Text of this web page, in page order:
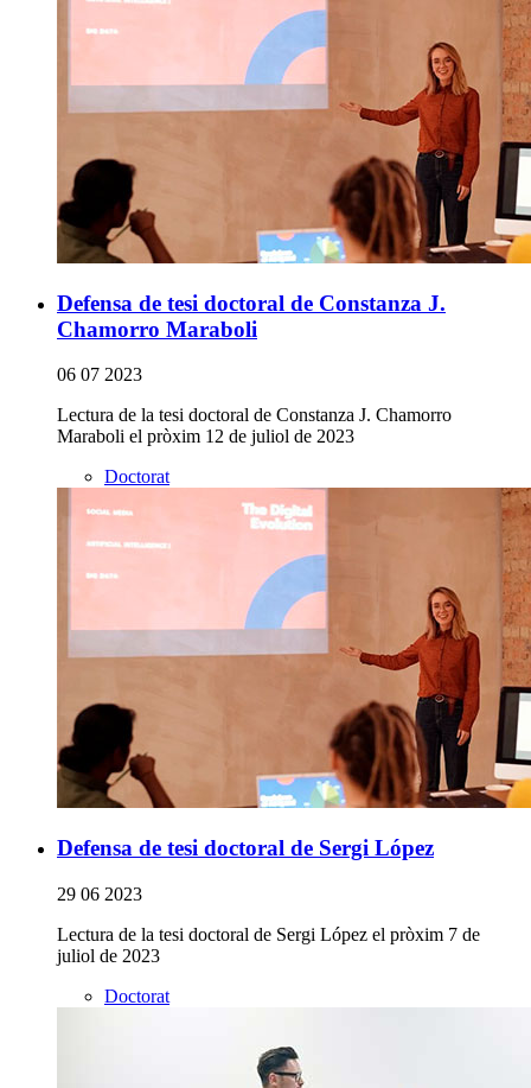
Defensa de tesi doctoral de Constanza J.
Chamorro Maraboli
06 07 2023
Lectura de la tesi doctoral de Constanza J. Chamorro
Maraboli el pròxim 12 de juliol de 2023
Doctorat
Defensa de tesi doctoral de Sergi López
29 06 2023
Lectura de la tesi doctoral de Sergi López el pròxim 7 de
juliol de 2023
Doctorat